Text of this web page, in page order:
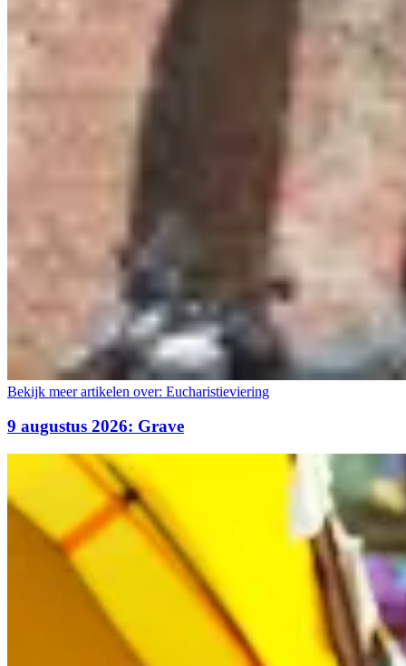
Bekijk meer artikelen over: Eucharistieviering
9 augustus 2026: Grave